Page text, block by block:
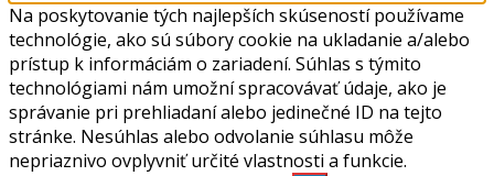
Na poskytovanie tých najlepších skúseností používame
technológie, ako sú súbory cookie na ukladanie a/alebo
prístup k informáciám o zariadení. Súhlas s týmito
technológiami nám umožní spracovávať údaje, ako je
správanie pri prehliadaní alebo jedinečné ID na tejto
stránke. Nesúhlas alebo odvolanie súhlasu môže
nepriaznivo ovplyvniť určité vlastnosti a funkcie.